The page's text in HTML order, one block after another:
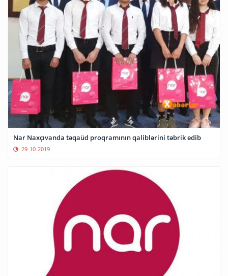
Nar Naxçıvanda təqaüd proqramının qaliblərini təbrik edib
29-10-2019